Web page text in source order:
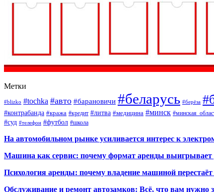
Метки
#blizko #tochka #авто #барановичи #беларусь #берёза
#контрабанда #кража #кредит #литва #медицина #минск
#суд #телефон #футбол #школа
На автомобильном рынке усиливается интерес к
Машина как сервис: почему формат аренды выигрывает
Психология аренды: почему владение машиной
Обслуживание и ремонт автозамков: Всё, что вам нужно